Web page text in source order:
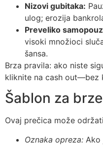
Nizovi gubitaka:
ulog; erozija
Preveliko
visoki množioci
šansa.
Brza pravila: ako niste
kliknite na cash out—bez
Šablon za
Ovaj prečica može
Oznaka opreza: Ako